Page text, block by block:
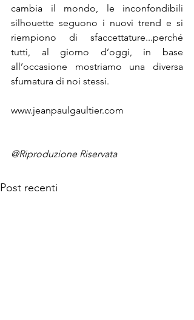
cambia il mondo, le inconfondibili
silhouette seguono i nuovi trend e si
riempiono di sfaccettature...perché
tutti, al giorno d’oggi, in base
all’occasione mostriamo una diversa
sfumatura di noi stessi.
www.jeanpaulgaultier.com
@Riproduzione Riservata
Post recenti